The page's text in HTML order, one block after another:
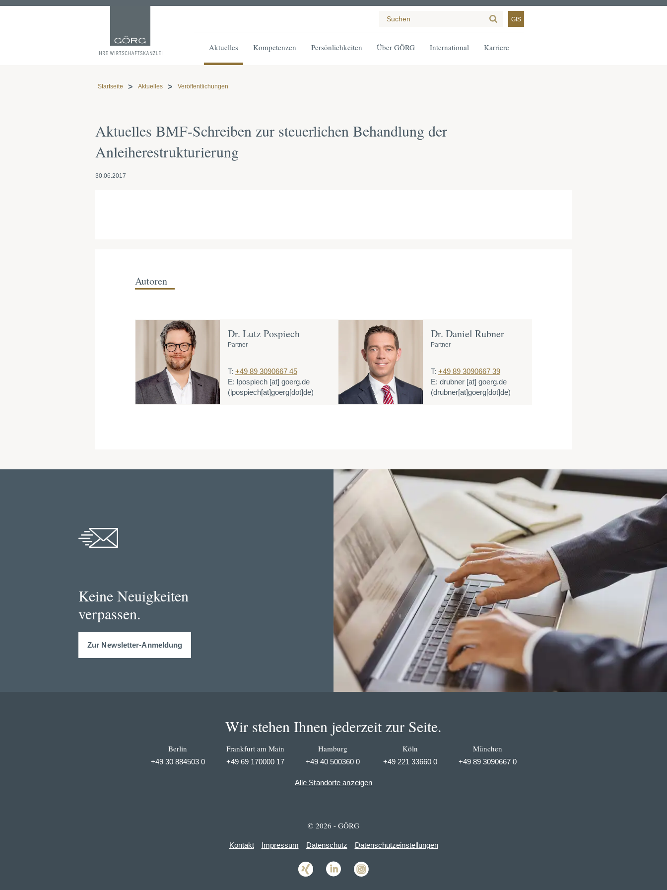
GIS
Aktuelles Kompetenzen Persönlichkeiten Über GÖRG International Karriere
Startseite Aktuelles Veröffentlichungen
Aktuelles BMF-Schreiben zur steuerlichen Behandlung der
Anleiherestrukturierung
30.06.2017
Autoren
Dr. Lutz Pospiech
Partner
T: +49 89 3090667 45
E: lpospiech [at] goerg.de
(lpospiech[at]goerg[dot]de)
Dr. Daniel Rubner
Partner
T: +49 89 3090667 39
E: drubner [at]goerg.de
(drubner[at]goerg[dot]de)
Keine Neuigkeiten
verpassen.
Zur Newsletter-Anmeldung
Wir stehen Ihnen jederzeit zur Seite.
Berlin
+49 30 884503 0
Frankfurt am Main
+49 69 170000 17
Hamburg
+49 40 500360 0
Köln
+49 221 33660 0
München
+49 89 3090667 0
Alle Standorte anzeigen
© 2026 - GÖRG
Kontakt Impressum Datenschutz Datenschutzeinstellungen